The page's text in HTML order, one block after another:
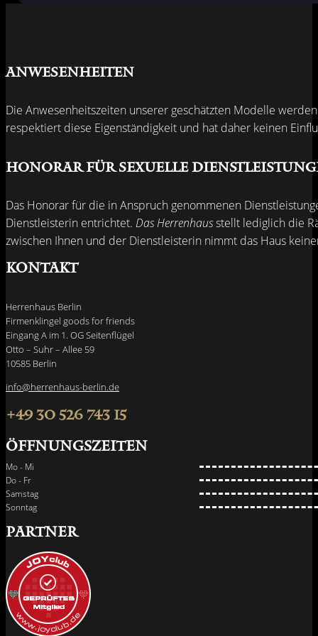
Anwesenheiten
Die Anwesenheitszeiten unserer geschätzten Modelle
respektiert diese Eigenständigkeit und hat daher keinen
Honorar für sexuelle
Das Honorar für die in Anspruch genommenen
Dienstleisterin entrichtet. Das Herrenhausstellt lediglich die
zwischen Ihnen und der Dienstleisterin nimmt das Haus
Kontakt
Herrenhaus Berlin
Firmenklingel goods for friends
Eingang A im 1. OG Seitenflügel
Otto – Suhr – Allee 59
10585 Berlin
info@herrenhaus-berlin.de
+49 30 526 743 15
Öffnungszeiten
Mo - Mi
Do - Fr
Samstag
Sonntag
PARTNER